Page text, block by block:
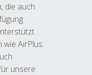
die auch
AirPlus.
unsere